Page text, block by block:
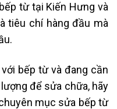
từ tại Kiến Hưng và
tiêu chí hàng đầu mà
bếp từ và đang cần
để sửa chữa, hãy
mục sửa bếp từ